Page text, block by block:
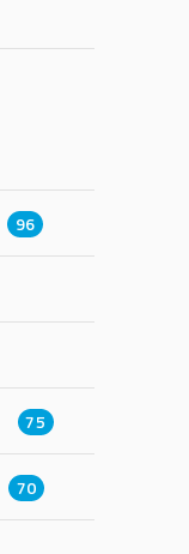
96
75
70